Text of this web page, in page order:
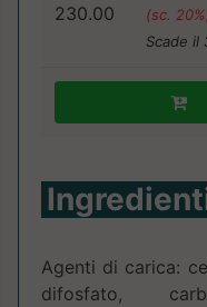
230.00
(sc.
Scade il
Agenti di carica:
difosfato,